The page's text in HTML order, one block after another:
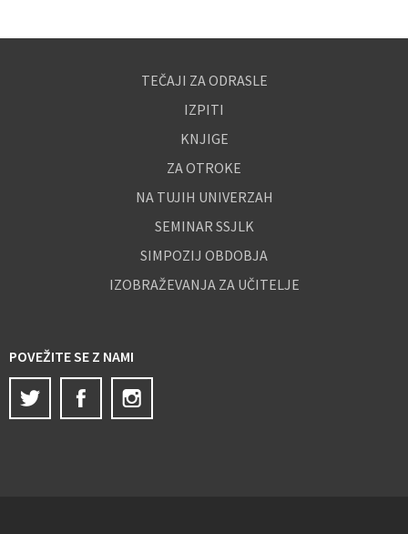
TEČAJI ZA ODRASLE
IZPITI
KNJIGE
ZA OTROKE
NA TUJIH UNIVERZAH
SEMINAR SSJLK
SIMPOZIJ OBDOBJA
IZOBRAŽEVANJA ZA UČITELJE
POVEŽITE SE Z NAMI
Twitter
Facebook